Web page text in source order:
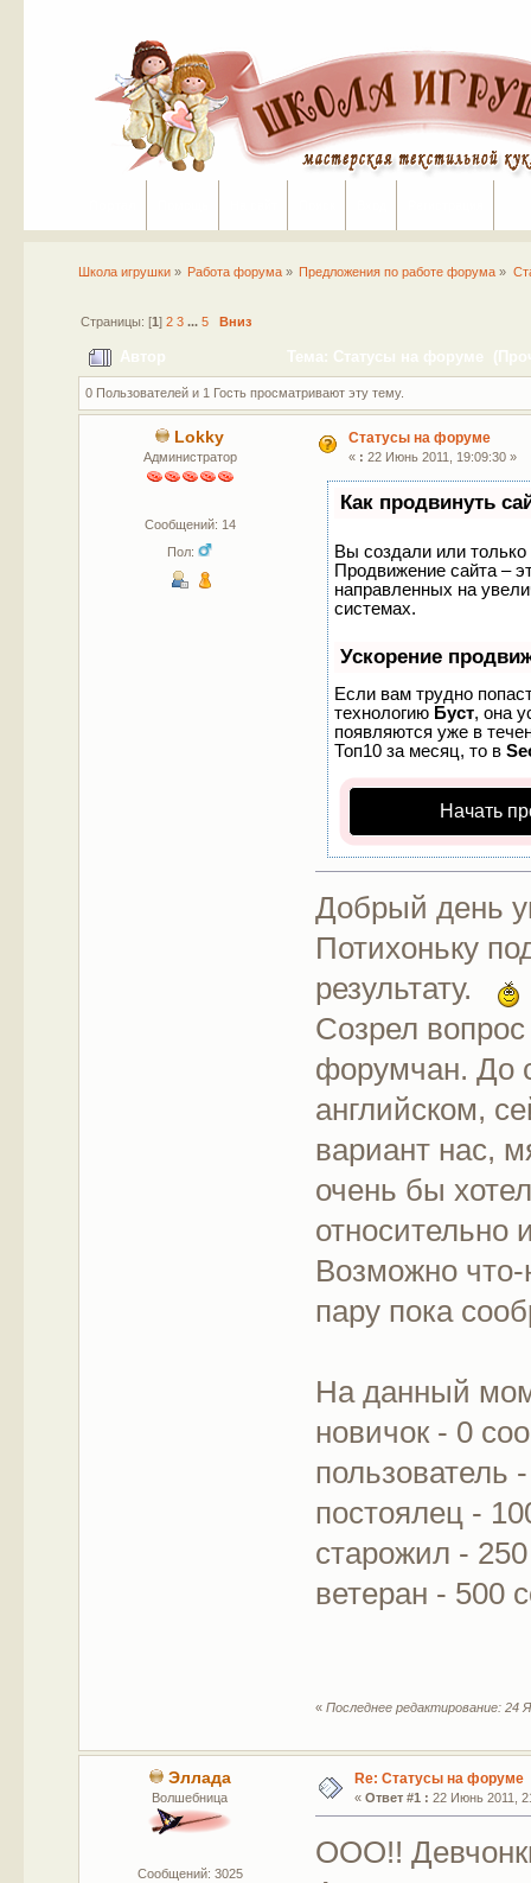
Школа игрушки» Работа форума » Предложения по работе форума »
Страницы: [1 ] 2 3 ... 5 Вниз
Автор Тема: Статусы на форуме
0 Пользователей и 1 Гость просматривают эту тему.
Lokky
Администратор
Сообщений: 14
Пол:
Статусы на форуме
« : 22 Июнь 2011, 19:09:30 »
Как продвинуть
Вы создали или только
Продвижение сайта –
направленных на
системах.
Ускорение
Если вам трудно
технологию Буст, она
появляются уже в
Топ10 за месяц, то в
Начать
Добрый день
Потихоньку
результату.
Созрел
форумчан. До
английском,
вариант нас,
очень бы
относительно
Возможно
пару пока
На данный
новичок - 0
пользователь
постоялец -
старожил -
ветеран - 500
«Последнее редактирование: 24
Эллада
Волшебница
Сообщений: 3025
Re: Статусы на форуме
« Ответ #1 : 22 Июнь 2011,
ООО!!